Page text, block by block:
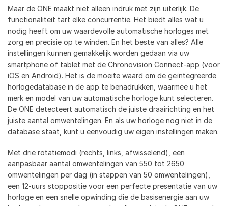
Maar de ONE maakt niet alleen indruk met zijn uiterlijk. De
functionaliteit tart elke concurrentie. Het biedt alles wat u
nodig heeft om uw waardevolle automatische horloges met
zorg en precisie op te winden. En het beste van alles? Alle
instellingen kunnen gemakkelijk worden gedaan via uw
smartphone of tablet met de Chronovision Connect-app (voor
iOS en Android). Het is de moeite waard om de geïntegreerde
horlogedatabase in de app te benadrukken, waarmee u het
merk en model van uw automatische horloge kunt selecteren.
De ONE detecteert automatisch de juiste draairichting en het
juiste aantal omwentelingen. En als uw horloge nog niet in de
database staat, kunt u eenvoudig uw eigen instellingen maken.
Met drie rotatiemodi (rechts, links, afwisselend), een
aanpasbaar aantal omwentelingen van 550 tot 2650
omwentelingen per dag (in stappen van 50 omwentelingen),
een 12-uurs stoppositie voor een perfecte presentatie van uw
horloge en een snelle opwinding die de basisenergie aan uw